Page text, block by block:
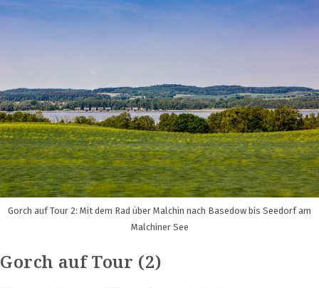
Gorch auf Tour 2: Mit dem Rad über Malchin nach Basedow bis Seedorf am
Malchiner See
Gorch auf Tour (2)